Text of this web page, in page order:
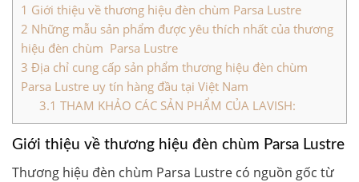
1 Giới thiệu về thương hiệu đèn chùm Parsa Lustre
2 Những mẫu sản phẩm được yêu thích nhất của thương
hiệu đèn chùm Parsa Lustre
3 Địa chỉ cung cấp sản phẩm thương hiệu đèn chùm
Parsa Lustre uy tín hàng đầu tại Việt Nam
3.1 THAM KHẢO CÁC SẢN PHẨM CỦA LAVISH:
Giới thiệu về thương hiệu đèn chùm Parsa Lustre
Thương hiệu đèn chùm Parsa Lustre có nguồn gốc từ